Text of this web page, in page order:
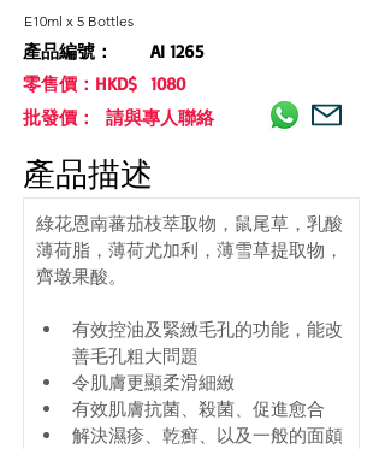
E10ml x 5 Bottles
產品編號：
AI 1265
零售價：HKD$ 1080
批發價： 請與專人聯絡
產品描述
綠花恩南蕃茄枝萃取物，鼠尾草，乳酸
薄荷脂，薄荷尤加利，薄雪草提取物，
齊墩果酸。
有效控油及緊緻毛孔的功能，能改
善毛孔粗大問題
令肌膚更顯柔滑細緻
有效肌膚抗菌、殺菌、促進愈合
解決濕疹、乾癬、以及一般的面頗